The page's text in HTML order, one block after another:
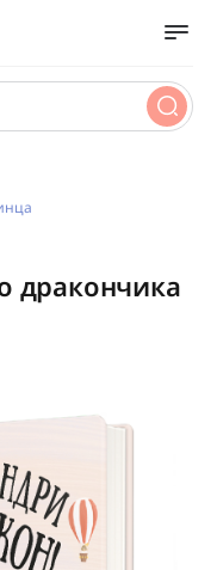
дракончика